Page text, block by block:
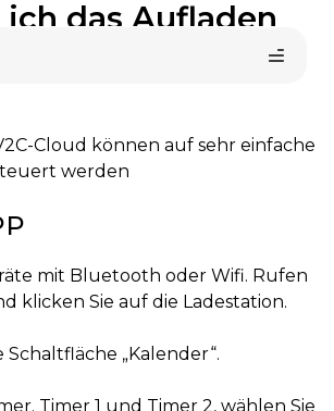
Shop
das Aufladen
zeitlich
Cloud können auf sehr einfache
werden
mit Bluetooth oder Wifi. Rufen
klicken Sie auf die Ladestation.
Schaltfläche „Kalender“.
Timer 1 und Timer 2, wählen Sie